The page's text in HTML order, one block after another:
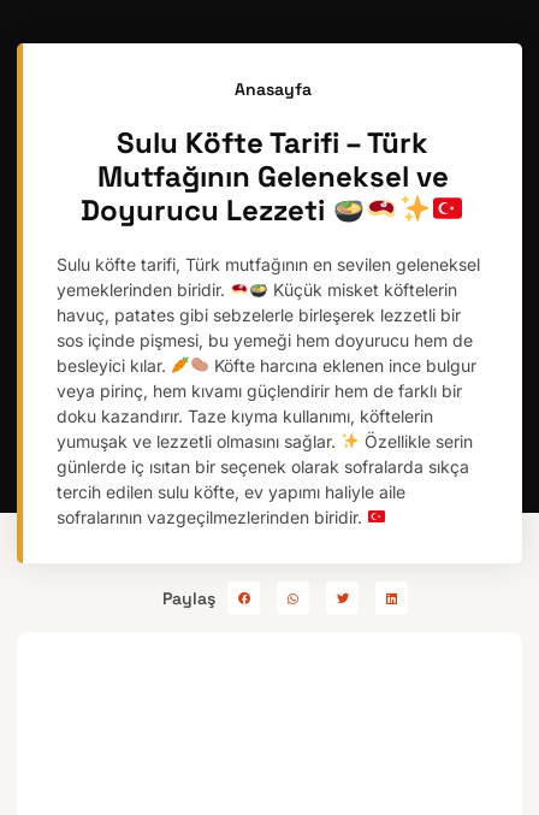
Anasayfa
Sulu Köfte Tarifi – Türk
Mutfağının Geleneksel ve
Doyurucu Lezzeti
Sulu köfte tarifi, Türk mutfağının en sevilen geleneksel
yemeklerinden biridir.
Küçük misket köftelerin
havuç, patates gibi sebzelerle birleşerek lezzetli bir
sos içinde pişmesi, bu yemeği hem doyurucu hem de
besleyici kılar.
Köfte harcına eklenen ince bulgur
veya pirinç, hem kıvamı güçlendirir hem de farklı bir
doku kazandırır. Taze kıyma kullanımı, köftelerin
yumuşak ve lezzetli olmasını sağlar.
Özellikle serin
günlerde iç ısıtan bir seçenek olarak sofralarda sıkça
tercih edilen sulu köfte, ev yapımı haliyle aile
sofralarının vazgeçilmezlerinden biridir.
Paylaş